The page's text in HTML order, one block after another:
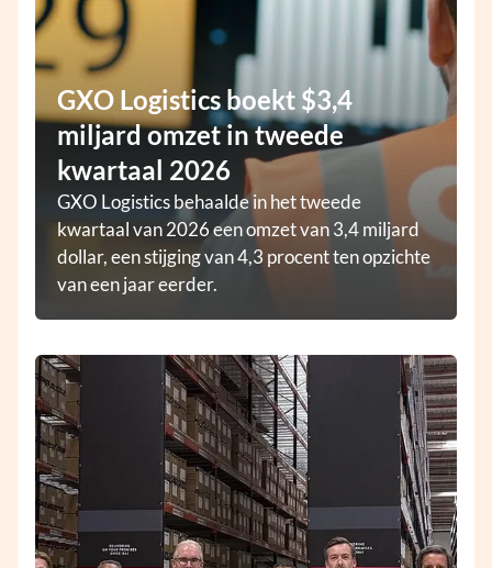
GXO Logistics boekt $3,4
miljard omzet in tweede
kwartaal 2026
GXO Logistics behaalde in het tweede
kwartaal van 2026 een omzet van 3,4 miljard
dollar, een stijging van 4,3 procent ten opzichte
van een jaar eerder.